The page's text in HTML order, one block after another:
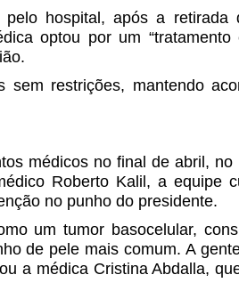
hospital, após a retirada
optou por um “tratamento
restrições, mantendo
médicos no final de abril, no
Roberto Kalil, a equipe
no punho do presidente.
um tumor basocelular,
de pele mais comum. A
a médica Cristina Abdalla,